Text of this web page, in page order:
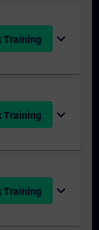
Training expand_more
Training expand_more
Training expand_more